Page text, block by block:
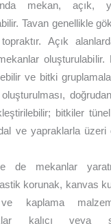
mekan, açık,
Tavan genellikle
Açık
ve bitki
bitkiler
ve yapraklarla üzeri
de mekanlar
korunak, kanvas
kaplama
kalıcı veya